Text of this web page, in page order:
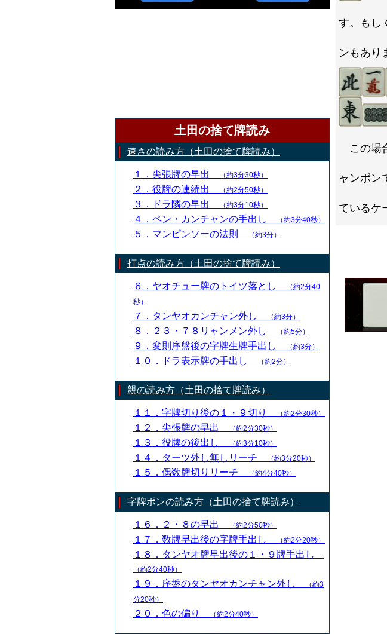
土田の捨て牌読み
速さの読み方（土田の捨て牌読み）
１．尖張牌の早出 （約3分30秒）
２．役牌の連続出 （約2分50秒）
３．ドラ隣の早出 （約3分10秒）
４．ペン・カンチャンの手出し （約3分40秒）
５．マンピンソーの法則 （約3分）
打点の読み方（土田の捨て牌読み）
６．ヤオチュー牌のトイツ落とし
（約2分40
秒）
７．タンヤオカンチャン外し （約3分）
８．２３・７８リャンメン外し （約5分）
９．変則序盤後の字牌生牌手出し （約3分）
１０．ドラ表示牌の手出し （約2分）
親の読み方（土田の捨て牌読み）
１１．字牌切り後の１・９切り （約2分30秒）
１２．尖張牌の早出 （約2分30秒）
１３．役牌の後出し （約3分10秒）
１４．ターツ外し無しリーチ （約3分20秒）
１５．偶数牌切りリーチ （約4分40秒）
字牌ポンの読み方（土田の捨て牌読み）
１６．２・８の早出 （約2分50秒）
１７．数牌早出後の字牌手出し （約2分20秒）
１８．タンヤオ牌早出後の１・９牌手出し
（約2分40秒）
１９．序盤のタンヤオカンチャン外し
（約3
分20秒）
２０．色の偏り （約2分40秒）
す。もし
ンもあり
この場
ャンポン
ているケ